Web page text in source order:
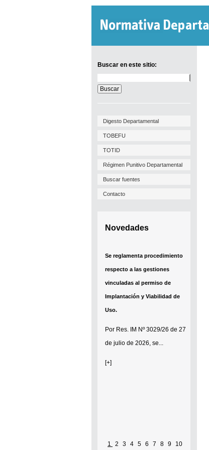
Buscar en este sitio:
en
este
sitio:
Digesto Departamental
TOBEFU
TOTID
Régimen Punitivo Departamental
Buscar fuentes
Contacto
Novedades
Se reglamenta procedimiento
respecto a las gestiones
vinculadas al permiso de
Implantación y Viabilidad de
Uso.
Por Res. IM Nº 3029/26 de 27
de julio de 2026, se...
[+]
1 2 3 4 5 6 7 8 9 10